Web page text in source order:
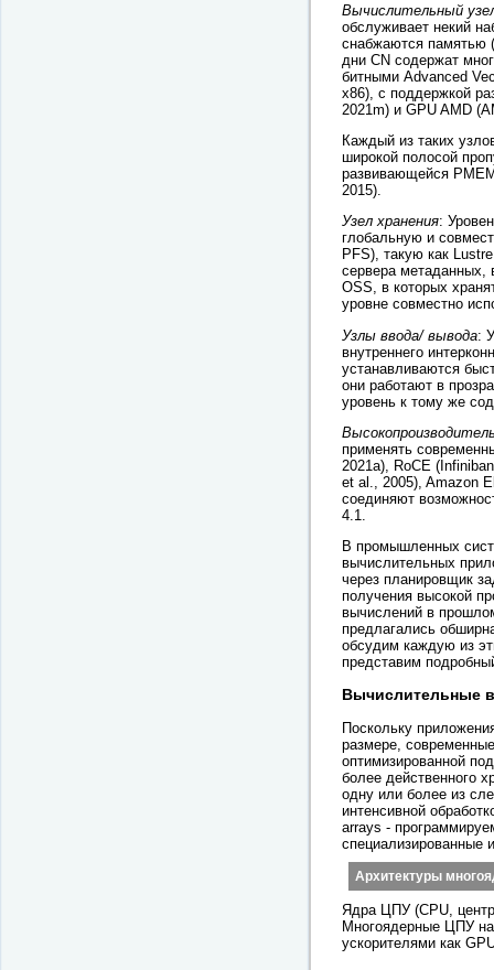
Вычислительный
обслуживает некий
снабжаются памятью
дни CN содержат
битными Advanced
x86), с поддержкой
2021m) и GPU AMD
Каждый из таких
широкой полосой
развивающейся
2015).
Узел хранения:
глобальную и
PFS), такую как
сервера метаданных,
OSS, в которых
уровне совместно
Узлы ввода/ вывода:
внутреннего
устанавливаются
они работают в
уровень к тому же
применять
2021a), RoCE
et al., 2005), Amazon
соединяют
4.1.
В промышленных
вычислительных
через планировщик
получения высокой
вычислений в
предлагались
обсудим каждую из
представим
Вычислительные
Поскольку
размере,
оптимизированной
более действенного
одну или более из
интенсивной
arrays -
специализированные
Архитектуры
Ядра ЦПУ (CPU,
Многоядерные ЦПУ
ускорителями как